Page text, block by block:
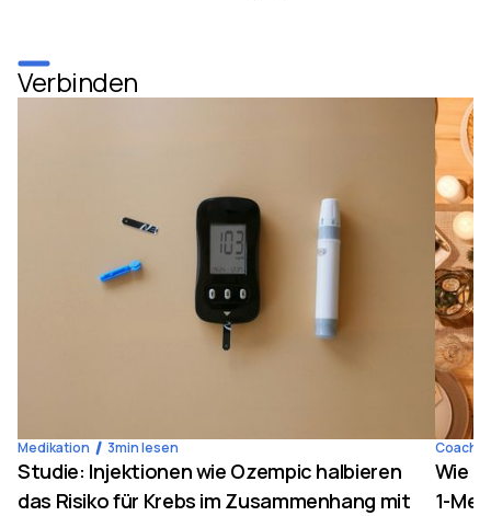
Verbinden
Medikation 3min lesen
Studie: Injektionen wie Ozempic halbieren
das Risiko für Krebs im Zusammenhang mit
Wie
1-